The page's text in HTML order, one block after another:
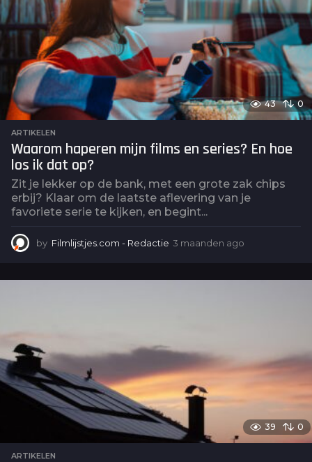
n
g
o
43 0
ARTIKELEN
Waarom haperen mijn films en series? En hoe
los ik dat op?
Zit je lekker op de bank, met een grote zak chips
erbij? Klaar om de laatste aflevering van je
favoriete serie te kijken, en begint...
by Filmlijstjes.com - Redactie 3 maanden ago
a
g
39 0
ARTIKELEN